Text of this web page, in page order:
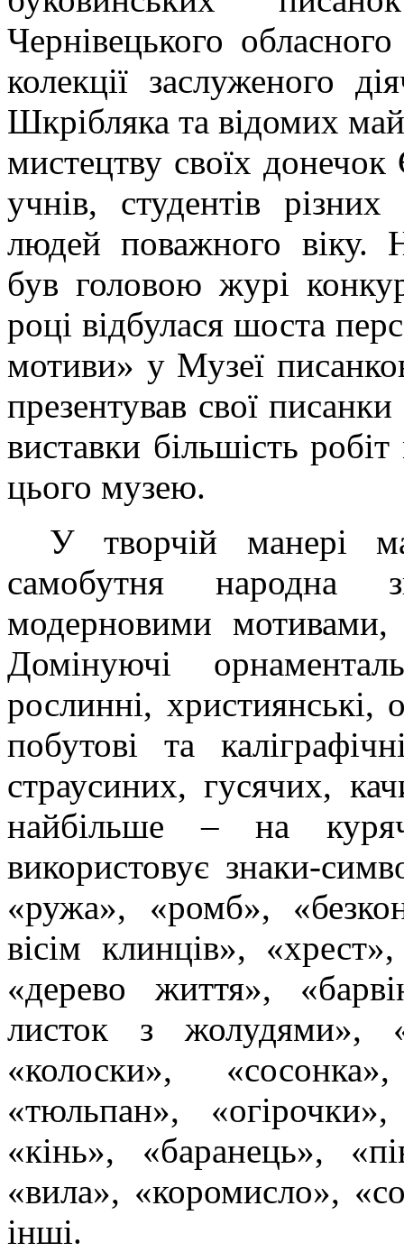
Чернівецького
колекції заслуженого
Шкрібляка та відомих
мистецтву своїх донечок
учнів, студентів
людей поважного віку.
був головою журі
році відбулася шоста
мотиви» у Музеї
презентував свої
виставки більшість
цього музею.
У творчій манері
самобутня народна
модерновими
Домінуючі
рослинні, християнські,
побутові та
страусиних, гусячих,
найбільше – на
використовує знаки-
«ружа», «ромб»,
вісім клинців»,
«дерево життя»,
листок з жолудями»,
«колоски»,
«тюльпан»,
«кінь», «баранець»,
«вила», «коромисло»,
інші.